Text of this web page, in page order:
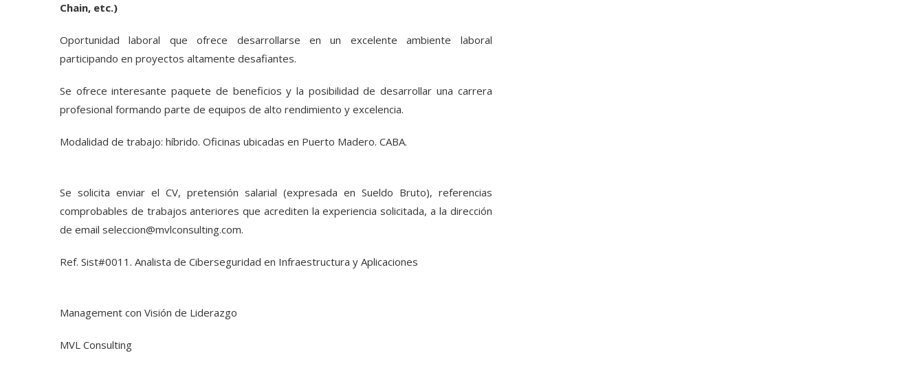
Chain, etc.)
Oportunidad laboral que ofrece desarrollarse en un excelente ambiente laboral
participando en proyectos altamente desafiantes.
Se ofrece interesante paquete de beneficios y la posibilidad de desarrollar una carrera
profesional formando parte de equipos de alto rendimiento y excelencia.
Modalidad de trabajo: híbrido. Oficinas ubicadas en Puerto Madero. CABA.
Se solicita enviar el CV, pretensión salarial (expresada en Sueldo Bruto), referencias
comprobables de trabajos anteriores que acrediten la experiencia solicitada, a la dirección
de email seleccion@mvlconsulting.com.
Ref. Sist#0011. Analista de Ciberseguridad en Infraestructura y Aplicaciones
Management con Visión de Liderazgo
MVL Consulting